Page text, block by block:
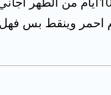
فقط دم احمر وينقط